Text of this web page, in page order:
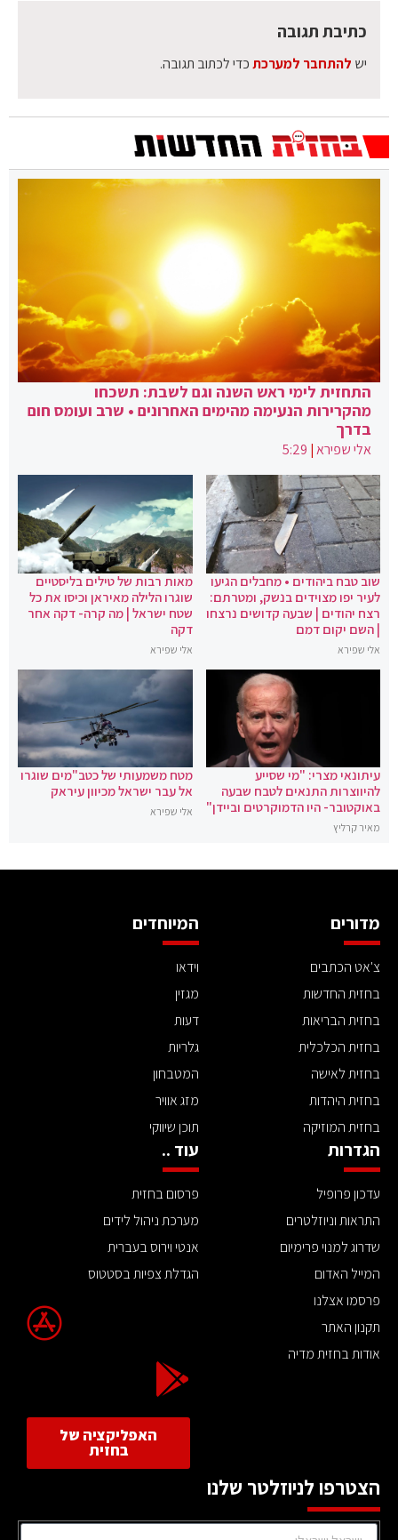
כתיבת תגובה
יש להתחבר למערכתכדי לכתוב תגובה.
התחזית לימי ראש השנה וגם לשבת: תשכחו
מהקרירות הנעימה מהימים האחרונים • שרב ועומס חום
בדרך
אלי שפירא|
5:29
שוב טבח ביהודים • מחבלים הגיעו
לעיר יפו מצוידים בנשק, ומטרתם:
רצח יהודים | שבעה קדושים נרצחו
| השם יקום דמם
אלי שפירא
מאות רבות של טילים בליסטיים
שוגרו הלילה מאיראן וכיסו את כל
שטח ישראל | מה קרה- דקה אחר
דקה
אלי שפירא
עיתונאי מצרי: "מי שסייע
להיווצרות התנאים לטבח שבעה
באוקטובר- היו הדמוקרטים וביידן"
מאיר קרליץ
מטח משמעותי של כטב"מים שוגרו
אל עבר ישראל מכיוון עיראק
אלי שפירא
מדורים
צ'אט הכתבים
בחזית החדשות
בחזית הבריאות
בחזית הכלכלית
בחזית לאישה
בחזית היהדות
בחזית המוזיקה
המיוחדים
וידאו
מגזין
דעות
גלריות
המטבחון
מזג אוויר
תוכן שיווקי
הגדרות
עדכון פרופיל
התראות וניוזלטרים
שדרוג למנוי פרימיום
המייל האדום
פרסמו אצלנו
תקנון האתר
אודות בחזית מדיה
עוד ..
פרסום בחזית
מערכת ניהול לידים
אנטי וירוס בעברית
הגדלת צפיות בסטטוס
האפליקציה של
בחזית
הצטרפו לניוזלטר שלנו